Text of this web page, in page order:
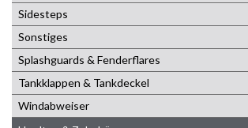
Sidesteps
Sonstiges
Splashguards & Fenderflares
Tankklappen & Tankdeckel
Windabweiser